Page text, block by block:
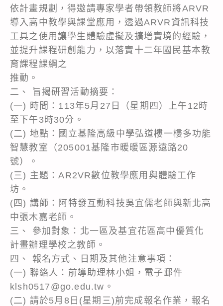
依計畫規劃，得邀請專家學者帶領教師將ARVR
導入高中教學與課堂應用，透過ARVR資訊科技
工具之使用讓學生體驗虛擬及擴增實境的經驗，
並提升課程研創能力，以落實十二年國民基本教
育課程課綱之
推動。
二、 旨揭研習活動摘要：
(一) 時間：113年5月27日（星期四）上午12時
至下午3時30分。
(二) 地點：國立基隆高級中學弘道樓一樓多功能
智慧教室（205001基隆市暖暖區源遠路20
號）。
(三) 主題：AR2VR數位教學應用與體驗工作
坊。
(四) 講師：阿特發互動科技吳宜儒老師與新北高
中張木嘉老師。
三、 參加對象：北一區及基宜花區高中優質化
計畫辦理學校之教師。
四、 報名方式、日期及其他注意事項：
(一) 聯絡人：前導助理林小姐，電子郵件
klsh0517@go.edu.tw。
(二) 請於5月8日(星期三)前完成報名作業，報名